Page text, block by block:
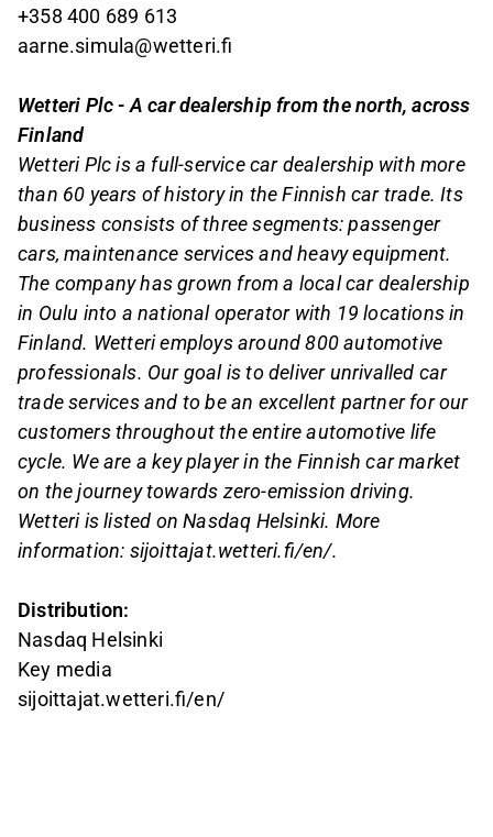
+358 400 689 613
aarne.simula@wetteri.fi
Wetteri Plc - A car dealership from the north, across
Finland
Wetteri Plc is a full-service car dealership with more
than 60 years of history in the Finnish car trade. Its
business consists of three segments: passenger
cars, maintenance services and heavy equipment.
The company has grown from a local car dealership
in Oulu into a national operator with 19 locations in
Finland. Wetteri employs around 800 automotive
professionals. Our goal is to deliver unrivalled car
trade services and to be an excellent partner for our
customers throughout the entire automotive life
cycle. We are a key player in the Finnish car market
on the journey towards zero-emission driving.
Wetteri is listed on Nasdaq Helsinki. More
information: sijoittajat.wetteri.fi/en/.
Distribution:
Nasdaq Helsinki
Key media
sijoittajat.wetteri.fi/en/